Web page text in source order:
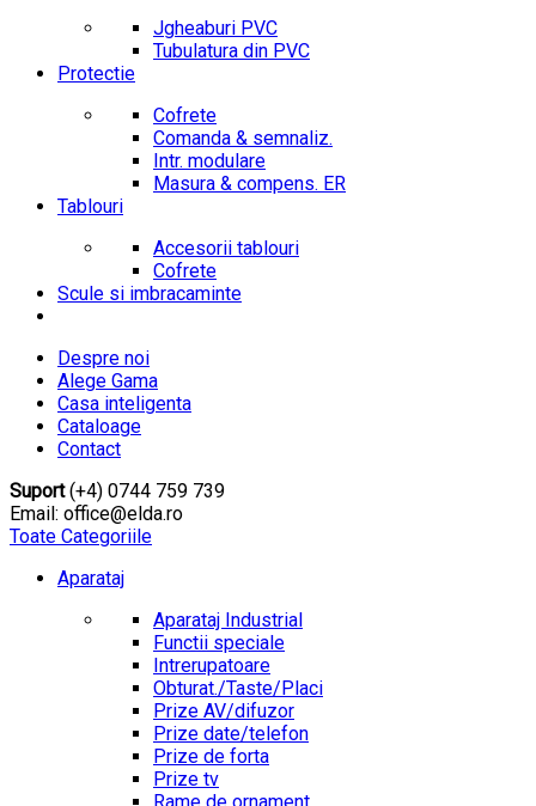
Jgheaburi PVC
Tubulatura din PVC
Protectie
Cofrete
Comanda & semnaliz.
Intr. modulare
Masura & compens. ER
Tablouri
Accesorii tablouri
Cofrete
Scule si imbracaminte
Despre noi
Alege Gama
Casa inteligenta
Cataloage
Contact
Suport(+4) 0744 759 739
Email: office@elda.ro
Toate Categoriile
Aparataj
Aparataj Industrial
Functii speciale
Intrerupatoare
Obturat./Taste/Placi
Prize AV/difuzor
Prize date/telefon
Prize de forta
Prize tv